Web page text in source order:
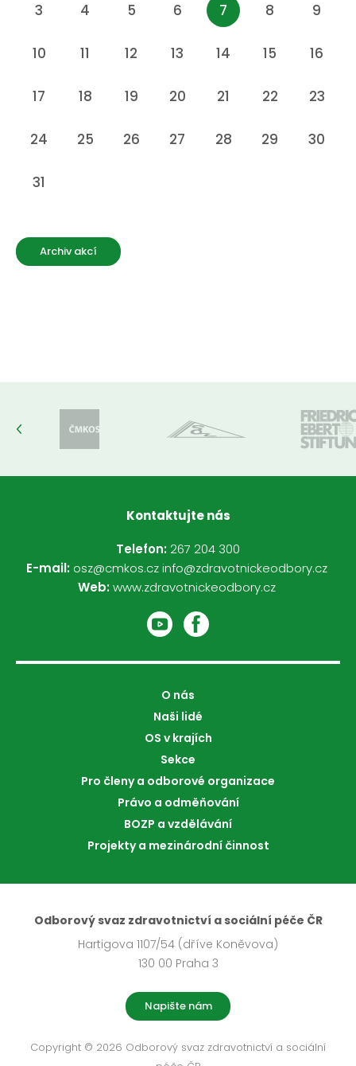
3 4 5 6 7 8 9
10 11 12 13 14 15 16
17 18 19 20 21 22 23
24 25 26 27 28 29 30
31
Archiv akcí
Kontaktujte nás
Telefon: 267 204 300
E-mail: osz@cmkos.cz info@zdravotnickeodbory.cz
Web:www.zdravotnickeodbory.cz
O nás
Naši lidé
OS v krajích
Sekce
Pro členy a odborové organizace
Právo a odměňování
BOZP a vzdělávání
Projekty a mezinárodní činnost
Odborový svaz zdravotnictví a sociální péče ČR
Hartigova 1107/54 (dříve Koněvova)
130 00 Praha 3
Napište nám
Copyright © 2026 Odborový svaz zdravotnictví a sociální